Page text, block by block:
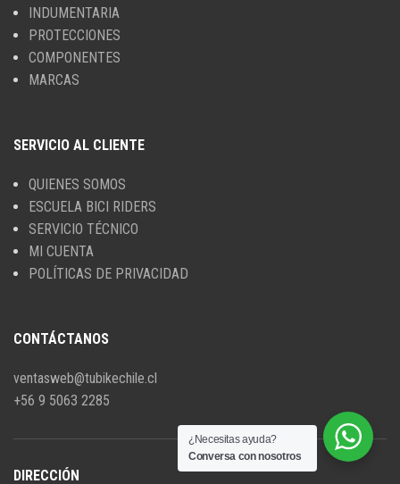
INDUMENTARIA
PROTECCIONES
COMPONENTES
MARCAS
SERVICIO AL CLIENTE
QUIENES SOMOS
ESCUELA BICI RIDERS
SERVICIO TÉCNICO
MI CUENTA
POLÍTICAS DE PRIVACIDAD
CONTÁCTANOS
ventasweb@tubikechile.cl
+56 9 5063 2285
DIRECCIÓN
¿Necesitas ayuda?
Conversa con nosotros